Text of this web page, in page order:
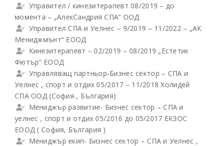
Управител / кинезитерапевт 08/2019 – до
момента – „АлекСандрия СПА“ ООД
Управител СПА и Уелнес – 9/2019 – 11/2022 – „АК
Мениджмънт“ ЕООД
Кинезитерапевт – 02/2019 – 08/2019 „Естетик
Фютър“ ЕООД
Управляващ партньор-Бизнес сектор – СПА и
Уелнес , спорт и отдих 05/2017 – 11/2018 Холидей
СПА ООД (София , България)
Мениджър развитие- Бизнес сектор – СПА и
уелнес , спорт и отдих 05/2016 до 05/2017 ЕКЗОС
ЕООД ( София, България )
Мениджър екип- Бизнес сектор – СПА и Уелнес ,